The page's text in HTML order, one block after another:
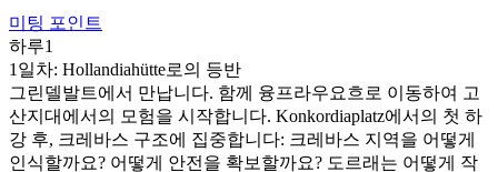
미팅 포인트
하루1
1일차: Hollandiahütte로의 등반
그린델발트에서 만납니다. 함께 융프라우요흐로 이동하여 고
산지대에서의 모험을 시작합니다. Konkordiaplatz에서의 첫 하
강 후, 크레바스 구조에 집중합니다: 크레바스 지역을 어떻게
인식할까요? 어떻게 안전을 확보할까요? 도르래는 어떻게 작